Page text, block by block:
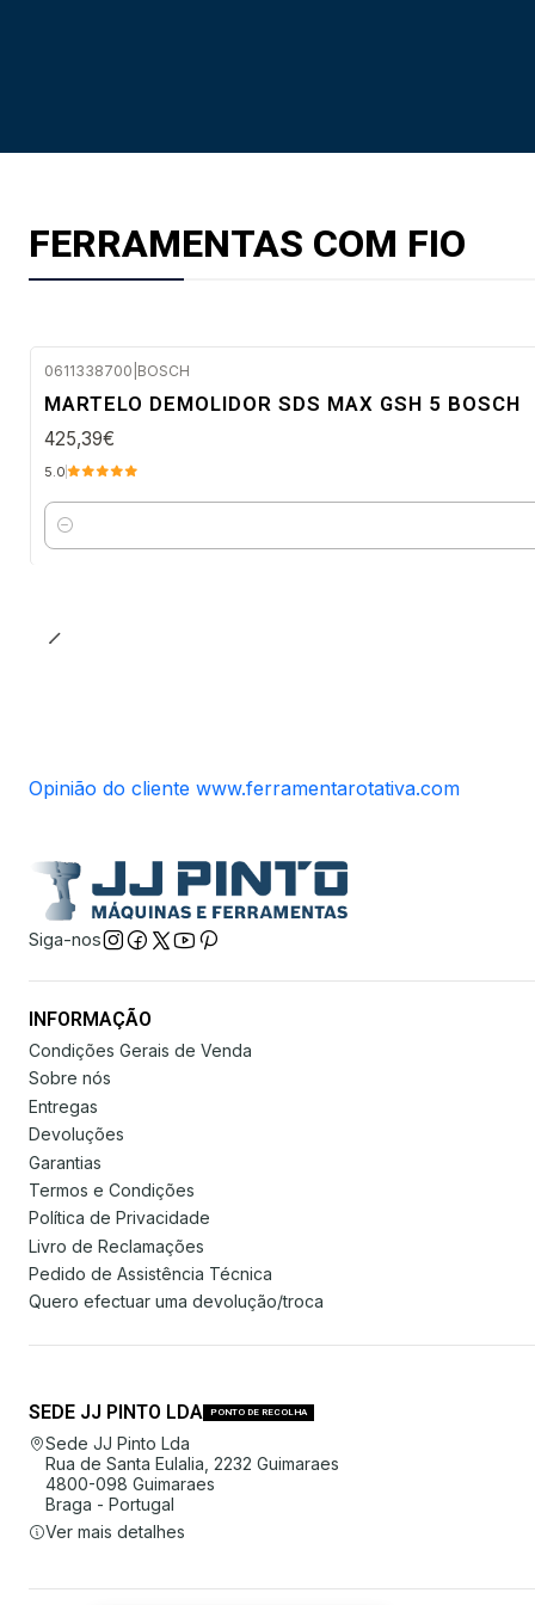
FERRAMENTAS COM FIO
0611338700 BOSCH
MARTELO DEMOLIDOR SDS MAX GSH 5 BOSCH
425,39€
5.0
Quantidade
Opinião do cliente www.ferramentarotativa.com
Siga-nos
INFORMAÇÃO
Condições Gerais de Venda
Sobre nós
Entregas
Devoluções
Garantias
Termos e Condições
Política de Privacidade
Livro de Reclamações
Pedido de Assistência Técnica
Quero efectuar uma devolução/troca
SEDE JJ PINTO LDA PONTO DE RECOLHA
Sede JJ Pinto Lda
Rua de Santa Eulalia, 2232 Guimaraes
4800-098 Guimaraes
Braga - Portugal
Ver mais detalhes